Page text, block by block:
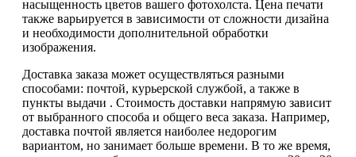
насыщенность цветов вашего фотохолста. Цена печати
также варьируется в зависимости от сложности дизайна
и необходимости дополнительной обработки
изображения.
Доставка заказа может осуществляться разными
способами: почтой, курьерской службой, а также в
пункты выдачи . Стоимость доставки напрямую зависит
от выбранного способа и общего веса заказа. Например,
доставка почтой является наиболее недорогим
вариантом, но занимает больше времени. В то же время,